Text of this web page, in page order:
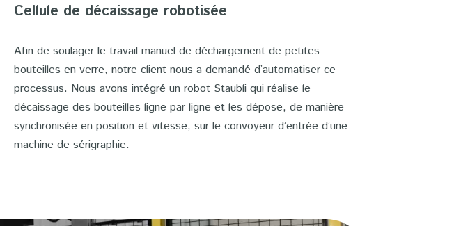
Cellule de décaissage robotisée
Afin de soulager le travail manuel de déchargement de petites
bouteilles en verre, notre client nous a demandé d’automatiser ce
processus. Nous avons intégré un robot Staubli qui réalise le
décaissage des bouteilles ligne par ligne et les dépose, de manière
synchronisée en position et vitesse, sur le convoyeur d’entrée d’une
machine de sérigraphie.